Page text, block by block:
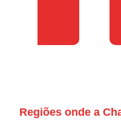
Regiões onde a